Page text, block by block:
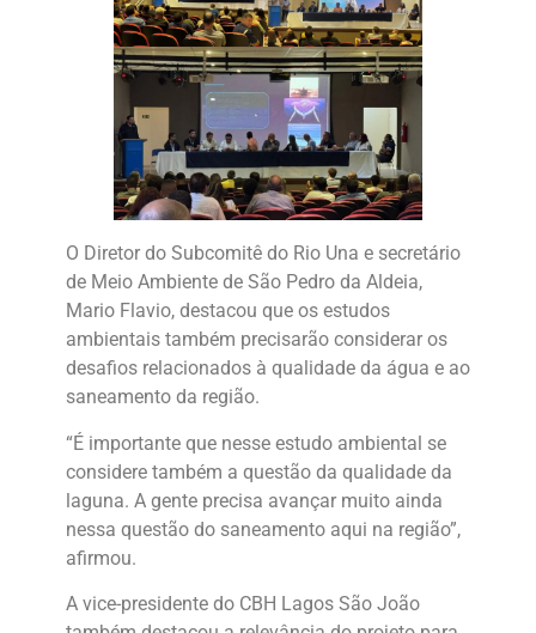
O Diretor do Subcomitê do Rio Una e secretário
de Meio Ambiente de São Pedro da Aldeia,
Mario Flavio, destacou que os estudos
ambientais também precisarão considerar os
desafios relacionados à qualidade da água e ao
saneamento da região.
“É importante que nesse estudo ambiental se
considere também a questão da qualidade da
laguna. A gente precisa avançar muito ainda
nessa questão do saneamento aqui na região”,
afirmou.
A vice-presidente do CBH Lagos São João